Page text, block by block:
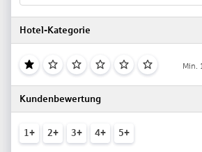
Hotel-Kategorie
Min.
Kundenbewertung
1+ 2+ 3+ 4+ 5+